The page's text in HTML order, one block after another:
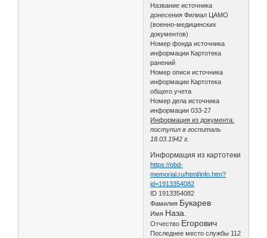
Название источника
донесения Филиал ЦАМО
(военно-медицинских
документов)
Номер фонда источника
информации Картотека
ранений
Номер описи источника
информации Картотека
общего учета
Номер дела источника
информации 033-27
Информация из документа:
поступил в госпиталь
18.03.1942 г.
Информация из картотеки
https://obd-
memorial.ru/html/info.htm?
id=1913354082
ID 1913354082
Фамилия Букарев
Имя Наза.
Отчество Егорович
Последнее место службы 112